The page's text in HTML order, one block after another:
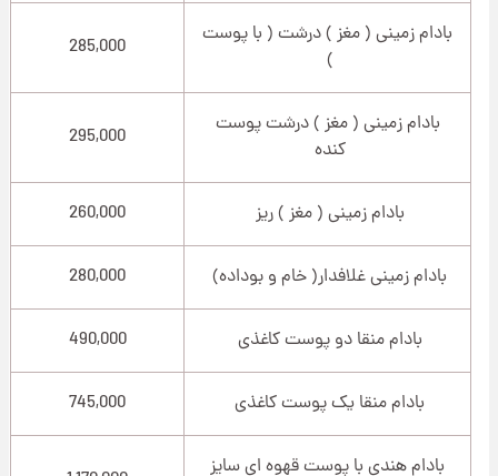
بادام زمینی ( مغز ) درشت ( با پوست
)
285,000
بادام زمینی ( مغز ) درشت پوست
کنده
295,000
بادام زمینی ( مغز ) ریز 260,000
بادام زمینی غلافدار( خام و بوداده) 280,000
بادام منقا دو پوست کاغذی 490,000
بادام منقا یک پوست کاغذی 745,000
بادام هندی با پوست قهوه ای سایز